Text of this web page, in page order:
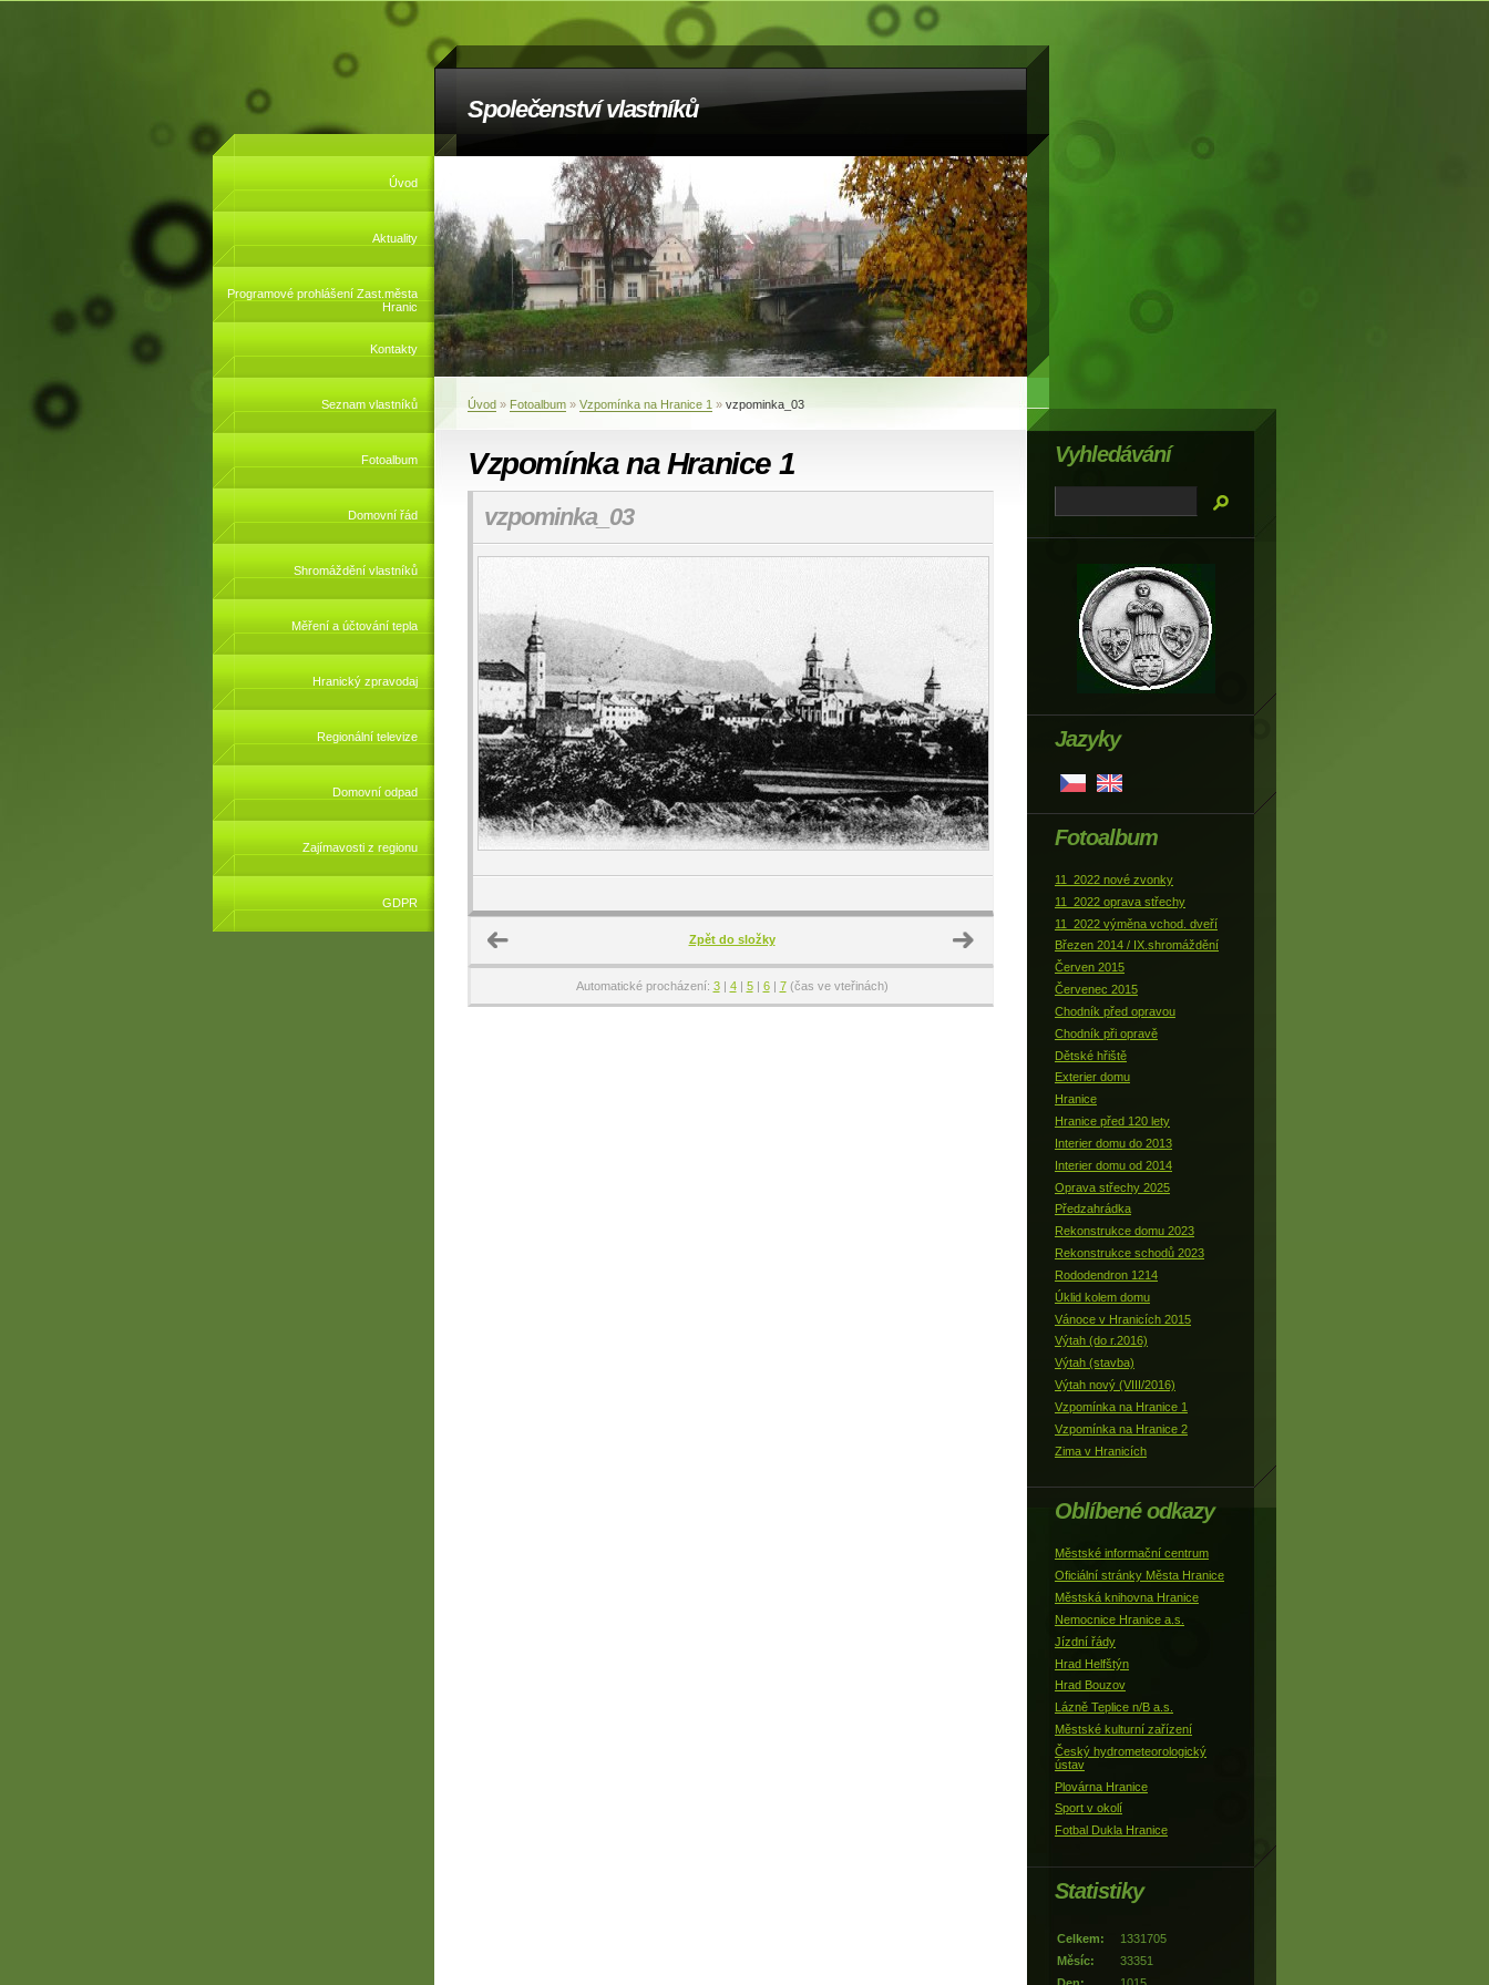
Společenství vlastníků
Úvod
Aktuality
Programové prohlášení Zast.města
Hranic
Kontakty
Seznam vlastníků
Fotoalbum
Domovní řád
Shromáždění vlastníků
Měření a účtování tepla
Hranický zpravodaj
Regionální televize
Domovní odpad
Zajímavosti z regionu
GDPR
Úvod » Fotoalbum » Vzpomínka na Hranice 1 » vzpominka_03
Vzpomínka na Hranice 1
vzpominka_03
Zpět do složky
Automatické procházení: 3| 4| 5| 6| 7(čas ve vteřinách)
Jazyky
Fotoalbum
11_2022 nové zvonky
11_2022 oprava střechy
11_2022 výměna vchod. dveří
Březen 2014 / IX.shromáždění
Červen 2015
Červenec 2015
Chodník před opravou
Chodník při opravě
Dětské hřiště
Exterier domu
Hranice
Hranice před 120 lety
Interier domu do 2013
Interier domu od 2014
Oprava střechy 2025
Předzahrádka
Rekonstrukce domu 2023
Rekonstrukce schodů 2023
Rododendron 1214
Úklid kolem domu
Vánoce v Hranicích 2015
Výtah (do r.2016)
Výtah (stavba)
Výtah nový (VIII/2016)
Vzpomínka na Hranice 1
Vzpomínka na Hranice 2
Zima v Hranicích
Oblíbené odkazy
Městské informační centrum
Oficiální stránky Města Hranice
Městská knihovna Hranice
Nemocnice Hranice a.s.
Jízdní řády
Hrad Helfštýn
Hrad Bouzov
Lázně Teplice n/B a.s.
Městské kulturní zařízení
Český hydrometeorologický
ústav
Plovárna Hranice
Sport v okolí
Fotbal Dukla Hranice
Vyhledávání
Statistiky
Celkem:
1331705
Měsíc:
33351